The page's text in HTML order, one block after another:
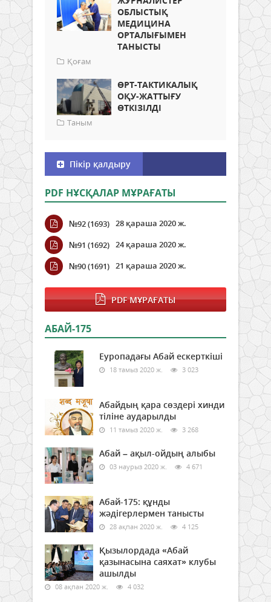
ОБЛЫСТЫҚ
МЕДИЦИНА
ОРТАЛЫҒЫМЕН
ТАНЫСТЫ
Қоғам
ӨРТ-ТАКТИКАЛЫҚ
ОҚУ-ЖАТТЫҒУ
ӨТКІЗІЛДІ
Таным
Пікір қалдыру
PDF НҰСҚАЛАР МҰРАҒАТЫ
№92 (1693) 28 қараша 2020 ж.
№91 (1692) 24 қараша 2020 ж.
№90 (1691) 21 қараша 2020 ж.
PDF МҰРАҒАТЫ
АБАЙ-175
Еуропадағы Абай ескерткіші
18 тамыз 2020 ж. 3 023
Абайдың қара сөздері хинди
тіліне аударылды
11 тамыз 2020 ж. 3 268
Абай – ақыл-ойдың алыбы
03 наурыз 2020 ж. 4 671
Абай-175: құнды
жәдігерлермен танысты
28 ақпан 2020 ж. 4 125
Қызылордада «Абай
қазынасына саяхат» клубы
ашылды
08 ақпан 2020 ж. 4 032